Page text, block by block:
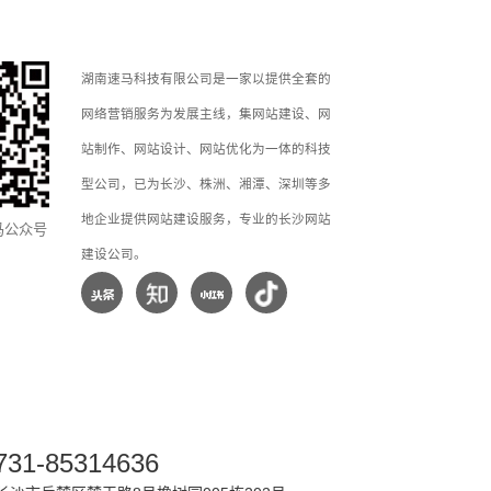
公众号
湖南速马科技有限公司是一家以提供全套的
网络营销服务为发展主线，集网站建设、网
站制作、网站设计、网站优化为一体的科技
型公司，已为长沙、株洲、湘潭、深圳等多
地企业提供网站建设服务，专业的长沙网站
建设公司。
85314636